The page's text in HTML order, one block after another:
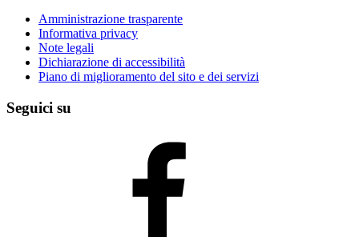
Amministrazione trasparente
Informativa privacy
Note legali
Dichiarazione di accessibilità
Piano di miglioramento del sito e dei servizi
Seguici su